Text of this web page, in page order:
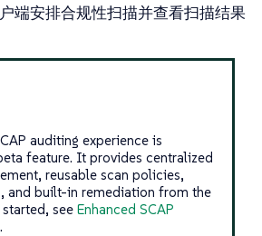
端安排合规性扫描并查看扫描结果
auditing experience is
feature. It provides centralized
reusable scan policies,
and built-in remediation from the
see Enhanced SCAP
.